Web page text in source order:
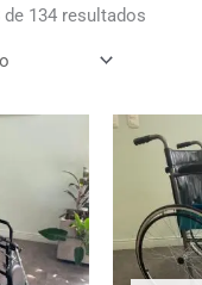
134 resultados